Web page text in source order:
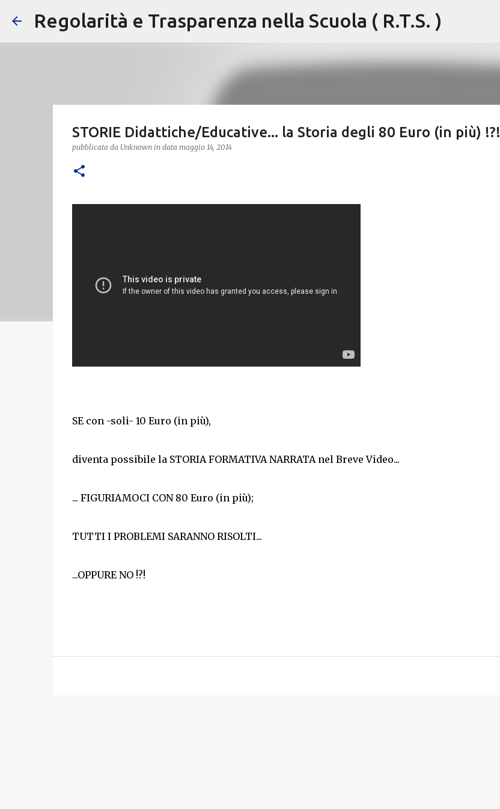
Passa ai contenuti principali
Regolarità e Trasparenza nella Scuola ( R.T.S. )
STORIE Didattiche/Educative... la Storia degli 80 Euro (in più) !?!
pubblicato da Unknown in data maggio 14, 2014
SE con -soli- 10 Euro (in più),
diventa possibile la STORIA FORMATIVA NARRATA nel Breve Video...
... FIGURIAMOCI CON 80 Euro (in più);
TUTTI I PROBLEMI SARANNO RISOLTI...
...OPPURE NO !?!